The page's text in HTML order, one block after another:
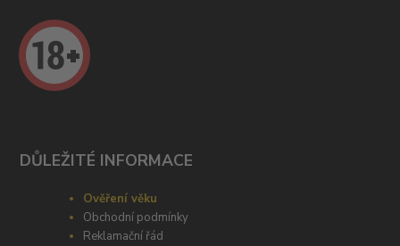
DŮLEŽITÉ INFORMACE
Ověření věku
Obchodní podmínky
Reklamační řád